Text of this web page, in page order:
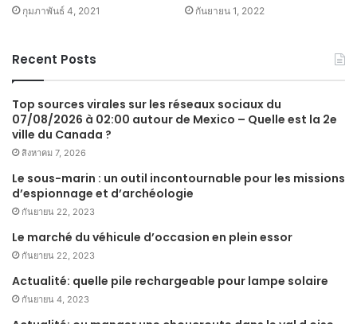
กุมภาพันธ์ 4, 2021 กันยายน 1, 2022
Recent Posts
Top sources virales sur les réseaux sociaux du
07/08/2026 à 02:00 autour de Mexico – Quelle est la 2e
ville du Canada ?
สิงหาคม 7, 2026
Le sous-marin : un outil incontournable pour les missions
d’espionnage et d’archéologie
กันยายน 22, 2023
Le marché du véhicule d’occasion en plein essor
กันยายน 22, 2023
Actualité: quelle pile rechargeable pour lampe solaire
กันยายน 4, 2023